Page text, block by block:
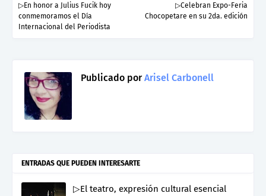
▷Celebran Expo-Feria
Chocopetare en su 2da. edición
▷En honor a Julius Fucik hoy
conmemoramos el Día
Internacional del Periodista
Publicado porArisel Carbonell
ENTRADAS QUE PUEDEN INTERESARTE
▷El teatro, expresión cultural esencial